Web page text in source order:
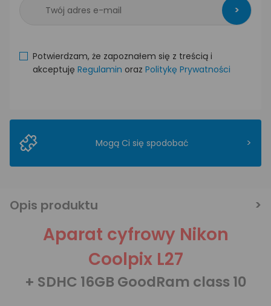
>
Potwierdzam, że zapoznałem się z treścią i
akceptuję Regulamin oraz Politykę Prywatności
Mogą Ci się spodobać >
Opis produktu
Aparat cyfrowy Nikon
Coolpix L27
+ SDHC 16GB GoodRam class 10